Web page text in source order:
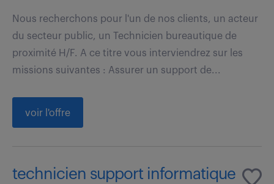
Nous recherchons pour l'un de nos clients, un acteur
du secteur public, un Technicien bureautique de
proximité H/F. A ce titre vous interviendrez sur les
missions suivantes : Assurer un support de...
voir l'offre
technicien support informatique